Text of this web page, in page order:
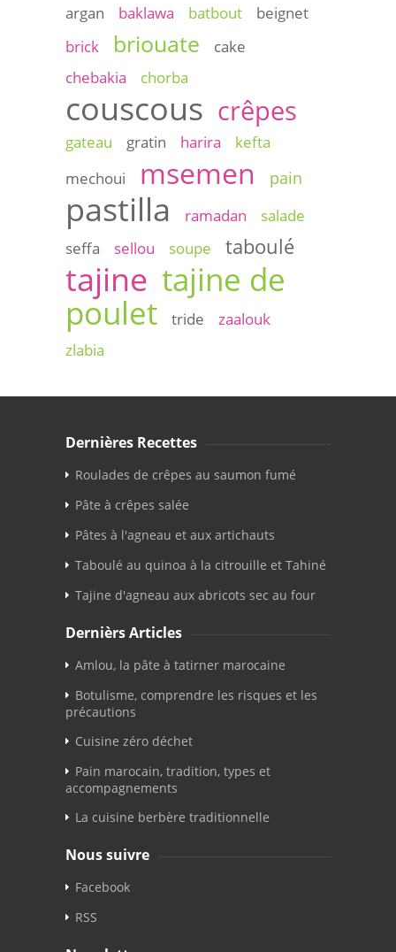
argan baklawa batbout
beignet
brick
briouate
cake
chebakia
chorba
couscous crêpes
gateau gratin harira
kefta
mechoui
msemen pain
pastilla ramadan
salade
seffa
sellou soupe taboulé
tajine tajine de
poulet
tride
zaalouk
zlabia
Dernières Recettes
Roulades de crêpes au saumon fumé
Pâte à crêpes salée
Pâtes à l'agneau et aux artichauts
Taboulé au quinoa à la citrouille et Tahiné
Tajine d'agneau aux abricots sec au four
Dernièrs Articles
Amlou, la pâte à tatirner marocaine
Botulisme, comprendre les risques et les
précautions
Cuisine zéro déchet
Pain marocain, tradition, types et
accompagnements
La cuisine berbère traditionnelle
Nous suivre
Facebook
RSS